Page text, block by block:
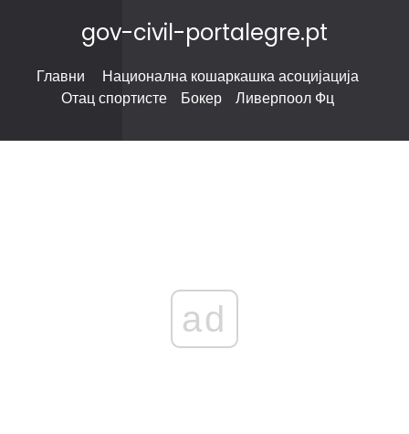
gov-civil-portalegre.pt
Главни
Национална кошаркашка асоцијација
Отац спортисте
Бокер Ливерпоол Фц
ad